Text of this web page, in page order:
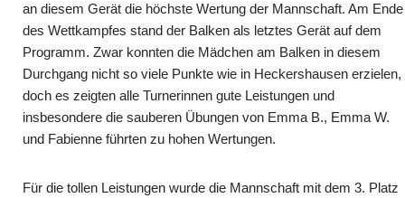
an diesem Gerät die höchste Wertung der Mannschaft. Am Ende
des Wettkampfes stand der Balken als letztes Gerät auf dem
Programm. Zwar konnten die Mädchen am Balken in diesem
Durchgang nicht so viele Punkte wie in Heckershausen erzielen,
doch es zeigten alle Turnerinnen gute Leistungen und
insbesondere die sauberen Übungen von Emma B., Emma W.
und Fabienne führten zu hohen Wertungen.
Für die tollen Leistungen wurde die Mannschaft mit dem 3. Platz